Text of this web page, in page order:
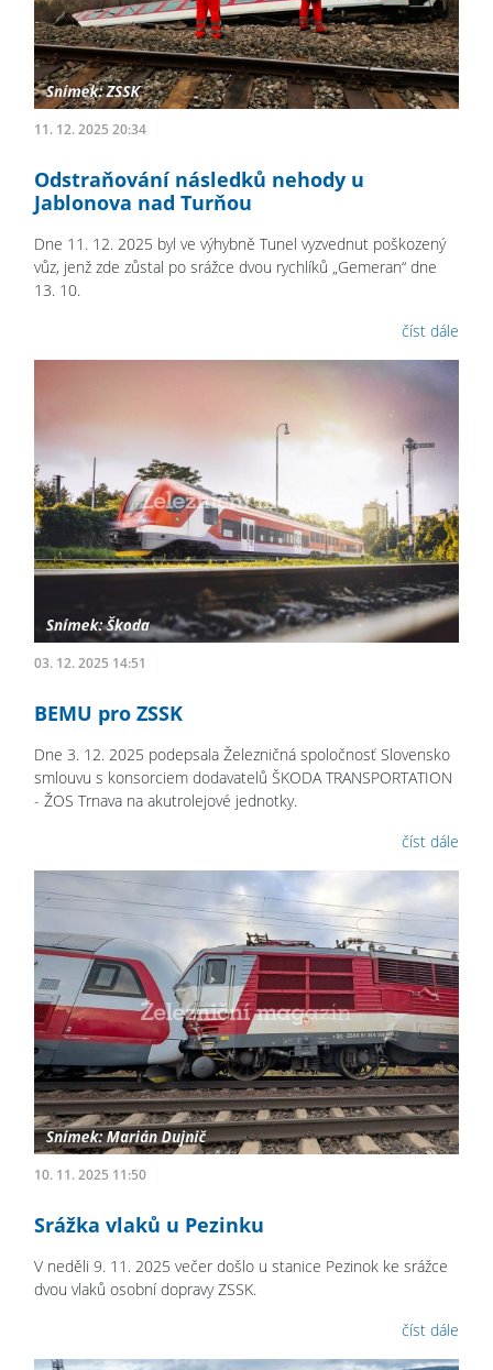
11. 12. 2025 20:34
Odstraňování následků nehody u
Jablonova nad Turňou
Dne 11. 12. 2025 byl ve výhybně Tunel vyzvednut poškozený
vůz, jenž zde zůstal po srážce dvou rychlíků „Gemeran“ dne
13. 10.
číst dále
03. 12. 2025 14:51
BEMU pro ZSSK
Dne 3. 12. 2025 podepsala Železničná spoločnosť Slovensko
smlouvu s konsorciem dodavatelů ŠKODA TRANSPORTATION
- ŽOS Trnava na akutrolejové jednotky.
číst dále
10. 11. 2025 11:50
Srážka vlaků u Pezinku
V neděli 9. 11. 2025 večer došlo u stanice Pezinok ke srážce
dvou vlaků osobní dopravy ZSSK.
číst dále